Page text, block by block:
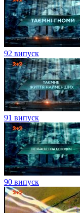
92 випуск
91 випуск
90 випуск